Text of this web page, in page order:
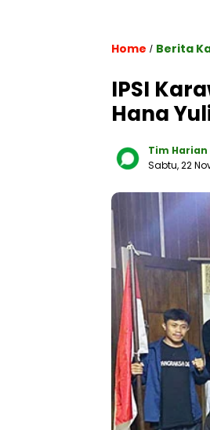
Home / Berita
IPSI
Hana
Tim
Sabtu, 22